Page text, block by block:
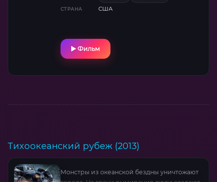
письма в службу поддержки вендинговых
автоматов, где он выплескивает
Уоттс) и ее мятежного сына. Под
руководством режиссера «Далласского
СТРАНА США
Фильм
Тихоокеанский рубеж (2013)
Монстры из океанской бездны уничтожают